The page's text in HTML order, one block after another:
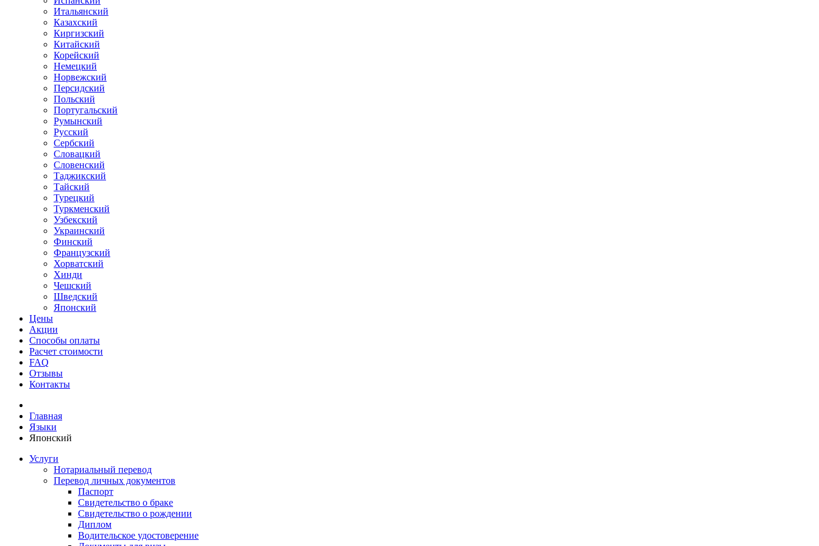
Итальянский
Казахский
Киргизский
Китайский
Корейский
Немецкий
Норвежский
Персидский
Польский
Португальский
Румынский
Русский
Сербский
Словацкий
Словенский
Таджикский
Тайский
Турецкий
Туркменский
Узбекский
Украинский
Финский
Французский
Хорватский
Хинди
Чешский
Шведский
Японский
Цены
Акции
Способы оплаты
Расчет стоимости
FAQ
Отзывы
Контакты
Главная
Языки
Японский
Услуги
Нотариальный перевод
Перевод личных документов
Паспорт
Свидетельство о браке
Свидетельство о рождении
Диплом
Водительское удостоверение